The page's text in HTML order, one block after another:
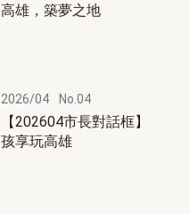
高雄，築夢之地
2026/04 No.04
【202604市長對話框】
孩享玩高雄